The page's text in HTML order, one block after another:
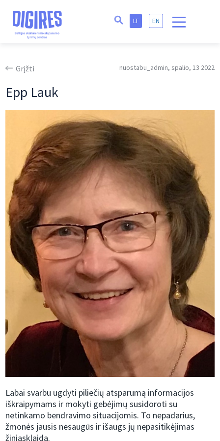
LT EN
Grįžti nuostabu_admin, spalio, 13 2022
Epp Lauk
Labai svarbu ugdyti piliečių atsparumą informacijos
iškraipymams ir mokyti gebėjimų susidoroti su
netinkamo bendravimo situacijomis. To nepadarius,
žmonės jausis nesaugūs ir išaugs jų nepasitikėjimas
žiniasklaida.